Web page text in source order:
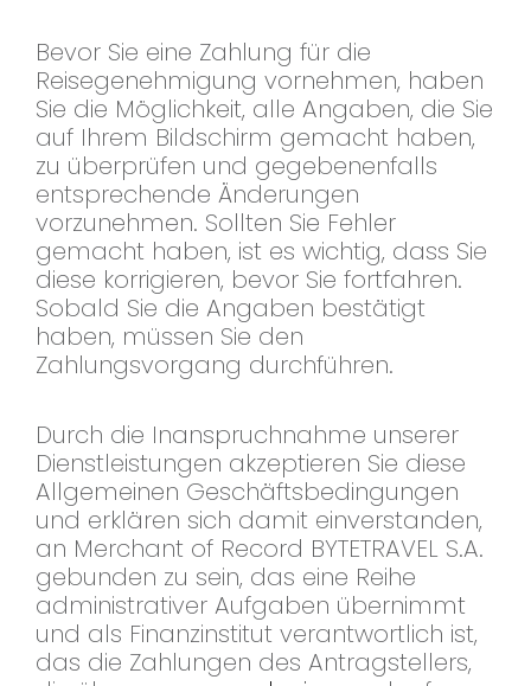
Bevor Sie eine Zahlung für die
Reisegenehmigung vornehmen, haben
Sie die Möglichkeit, alle Angaben, die Sie
auf Ihrem Bildschirm gemacht haben,
zu überprüfen und gegebenenfalls
entsprechende Änderungen
vorzunehmen. Sollten Sie Fehler
gemacht haben, ist es wichtig, dass Sie
diese korrigieren, bevor Sie fortfahren.
Sobald Sie die Angaben bestätigt
haben, müssen Sie den
Zahlungsvorgang durchführen.
Durch die Inanspruchnahme unserer
Dienstleistungen akzeptieren Sie diese
Allgemeinen Geschäftsbedingungen
und erklären sich damit einverstanden,
an Merchant of Record BYTETRAVEL S.A.
gebunden zu sein, das eine Reihe
administrativer Aufgaben übernimmt
und als Finanzinstitut verantwortlich ist,
das die Zahlungen des Antragstellers,